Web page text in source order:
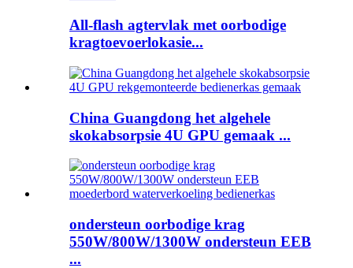
All-flash agtervlak met oorbodige
kragtoevoerlokasie...
China Guangdong het algehele
skokabsorpsie 4U GPU gemaak ...
ondersteun oorbodige krag
550W/800W/1300W ondersteun EEB
...